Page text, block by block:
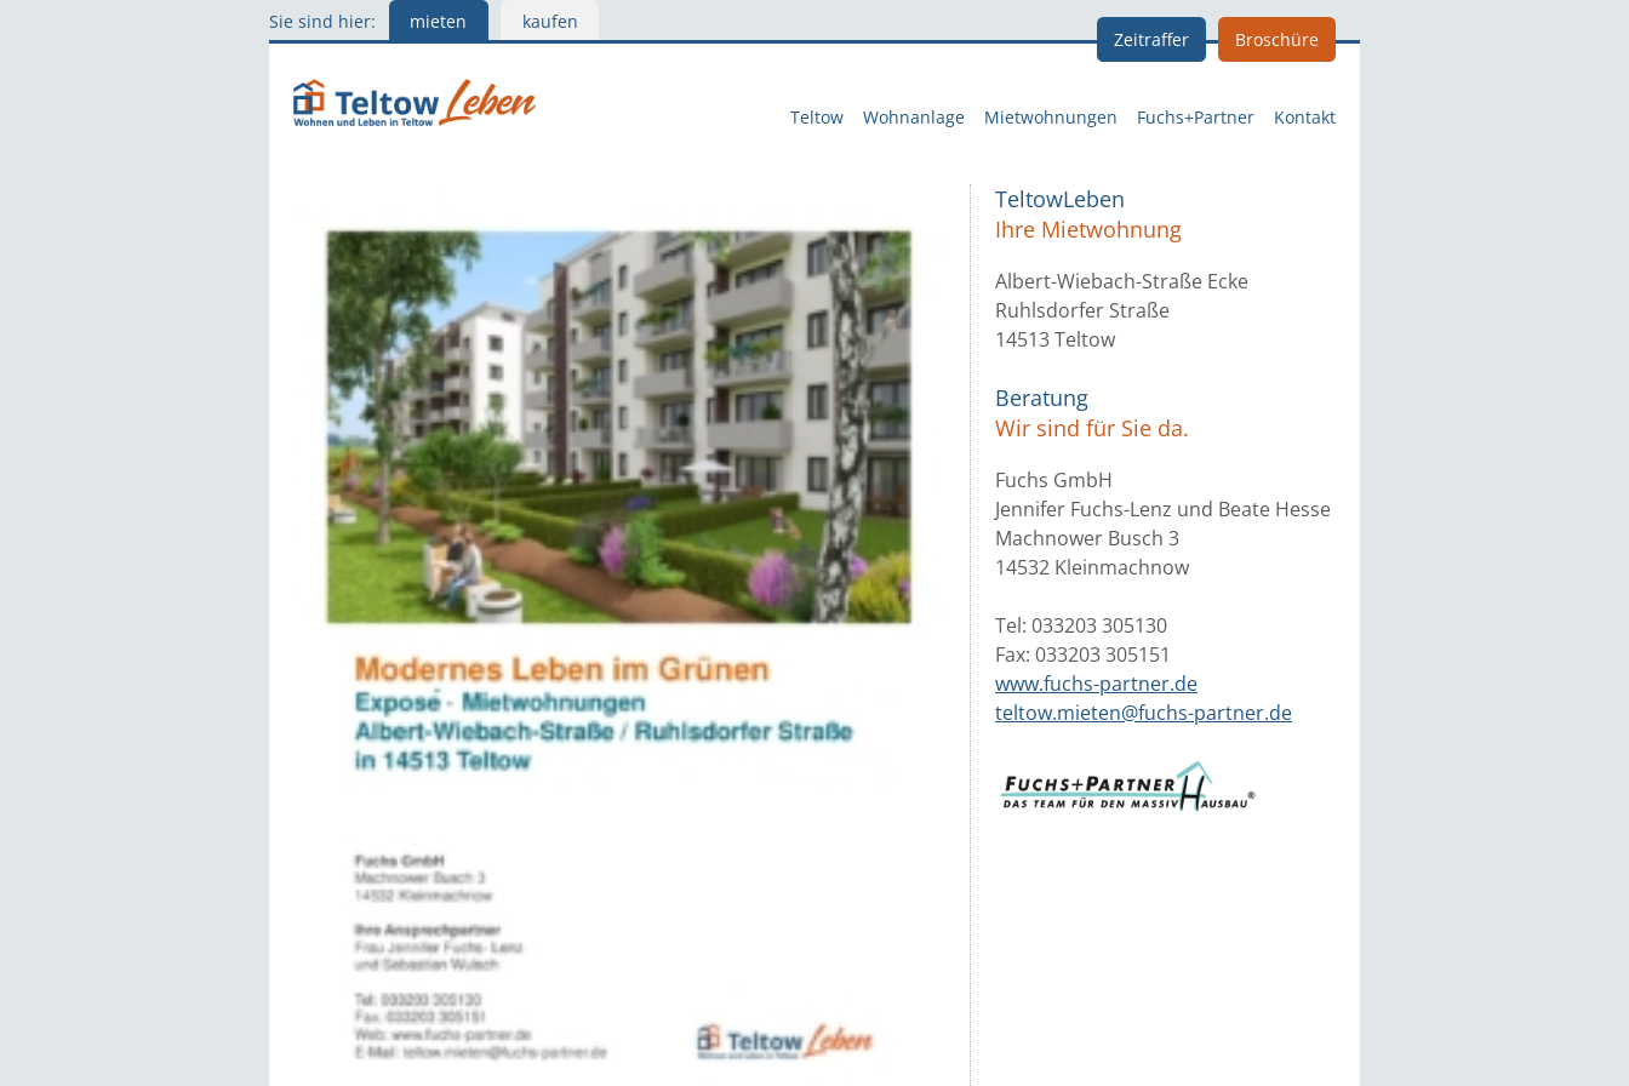
Sie sind hier: mieten kaufen
Teltow Wohnanlage Mietwohnungen Fuchs+Partner Kontakt
Zeitraffer Broschüre
TeltowLeben
Ihre Mietwohnung
Albert-Wiebach-Straße Ecke
Ruhlsdorfer Straße
14513 Teltow
Beratung
Wir sind für Sie da.
Fuchs GmbH
Jennifer Fuchs-Lenz und Beate Hesse
Machnower Busch 3
14532 Kleinmachnow
Tel: 033203 305130
Fax: 033203 305151
www.fuchs-partner.de
teltow.mieten@fuchs-partner.de